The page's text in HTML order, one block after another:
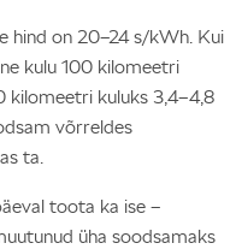
hind on 20–24 s/kWh. Kui
kulu 100 kilomeetri
kilomeetri kuluks 3,4–4,8
võrreldes
ta.
toota ka ise –
üha soodsamaks